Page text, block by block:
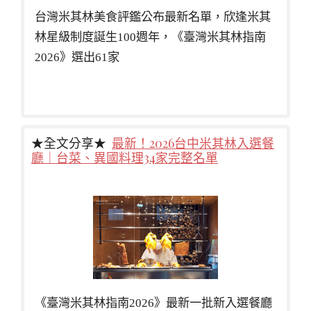
台灣米其林美食評鑑公布最新名單，欣逢米其
林星級制度誕生100週年，《臺灣米其林指南
2026》選出61家
★全文分享★ 最新！2026台中米其林入選餐
廳｜台菜、異國料理34家完整名單
《臺灣米其林指南2026》最新一批新入選餐廳